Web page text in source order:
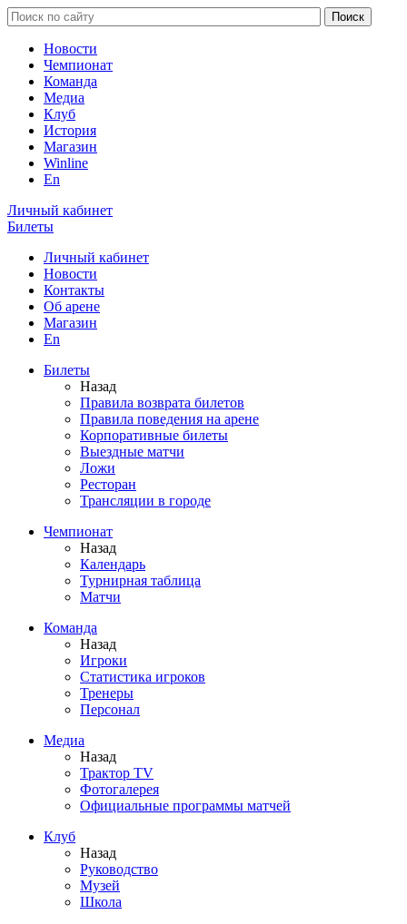
Новости
Чемпионат
Команда
Медиа
Клуб
История
Магазин
Winline
En
Личный кабинет
Билеты
Личный кабинет
Новости
Контакты
Об арене
Магазин
En
Билеты
Назад
Правила возврата билетов
Правила поведения на арене
Корпоративные билеты
Выездные матчи
Ложи
Ресторан
Трансляции в городе
Чемпионат
Назад
Календарь
Турнирная таблица
Матчи
Команда
Назад
Игроки
Статистика игроков
Тренеры
Персонал
Медиа
Назад
Трактор TV
Фотогалерея
Официальные программы матчей
Клуб
Назад
Руководство
Музей
Школа